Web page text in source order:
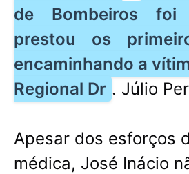
de Bombeiros foi
prestou os
encaminhando a
Regional Dr . Júlio
Apesar dos esforços
médica, José Inácio